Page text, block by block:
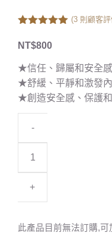
5
(3 則顧客
NT$800
★信任、歸屬和安全
★舒緩、平靜和激發
★創造安全感、保護
-
+
此產品目前無法訂購,可